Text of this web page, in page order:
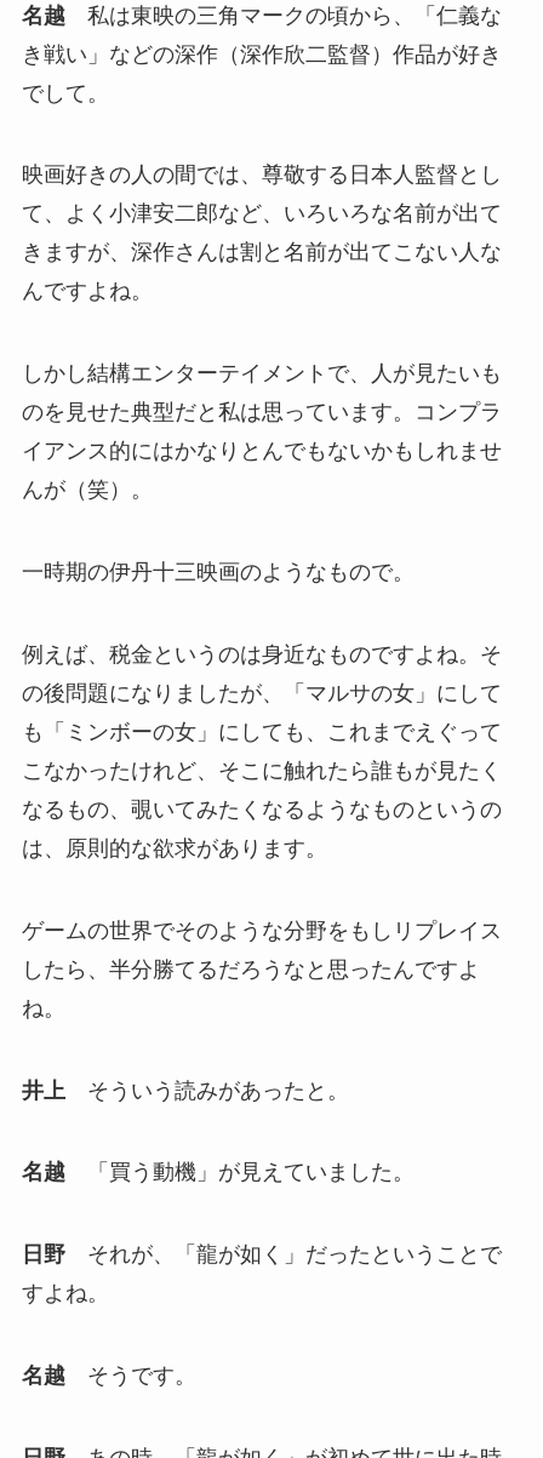
名越私は東映の三角マークの頃から、「仁義な
き戦い」などの深作（深作欣二監督）作品が好き
でして。
映画好きの人の間では、尊敬する日本人監督とし
て、よく小津安二郎など、いろいろな名前が出て
きますが、深作さんは割と名前が出てこない人な
んですよね。
しかし結構エンターテイメントで、人が見たいも
のを見せた典型だと私は思っています。コンプラ
イアンス的にはかなりとんでもないかもしれませ
んが（笑）。
一時期の伊丹十三映画のようなもので。
例えば、税金というのは身近なものですよね。そ
の後問題になりましたが、「マルサの女」にして
も「ミンボーの女」にしても、これまでえぐって
こなかったけれど、そこに触れたら誰もが見たく
なるもの、覗いてみたくなるようなものというの
は、原則的な欲求があります。
ゲームの世界でそのような分野をもしリプレイス
したら、半分勝てるだろうなと思ったんですよ
ね。
井上 そういう読みがあったと。
名越「買う動機」が見えていました。
日野それが、「龍が如く」だったということで
すよね。
名越そうです。